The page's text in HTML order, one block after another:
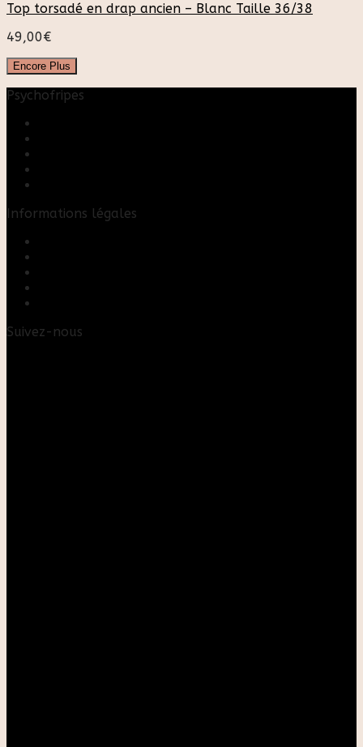
Top torsadé en drap ancien – Blanc Taille 36/38
49,00€
Encore Plus
Psychofripes
Informations légales
Suivez-nous